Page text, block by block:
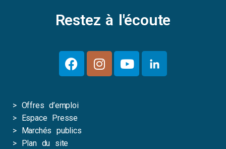
Restez à l'écoute
> Offres d’emploi
> Espace Presse
> Marchés publics
> Plan du site